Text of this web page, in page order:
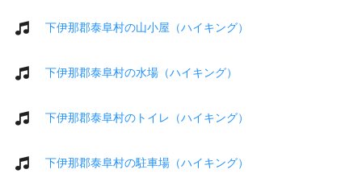
下伊那郡泰阜村の山小屋（ハイキング）
下伊那郡泰阜村の水場（ハイキング）
下伊那郡泰阜村のトイレ（ハイキング）
下伊那郡泰阜村の駐車場（ハイキング）